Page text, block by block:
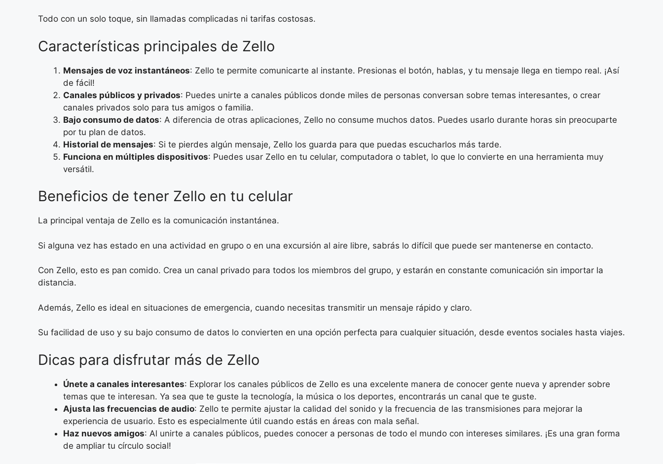
Todo con un solo toque, sin llamadas complicadas ni tarifas costosas.
Características principales de Zello
Mensajes de voz instantáneos: Zello te permite comunicarte al instante. Presionas el botón, hablas, y tu mensaje llega en tiempo real. ¡Así
de fácil!
Canales públicos y privados: Puedes unirte a canales públicos donde miles de personas conversan sobre temas interesantes, o crear
canales privados solo para tus amigos o familia.
Bajo consumo de datos: A diferencia de otras aplicaciones, Zello no consume muchos datos. Puedes usarlo durante horas sin preocuparte
por tu plan de datos.
Historial de mensajes: Si te pierdes algún mensaje, Zello los guarda para que puedas escucharlos más tarde.
Funciona en múltiples dispositivos: Puedes usar Zello en tu celular, computadora o tablet, lo que lo convierte en una herramienta muy
versátil.
Beneficios de tener Zello en tu celular
La principal ventaja de Zello es la comunicación instantánea.
Si alguna vez has estado en una actividad en grupo o en una excursión al aire libre, sabrás lo difícil que puede ser mantenerse en contacto.
Con Zello, esto es pan comido. Crea un canal privado para todos los miembros del grupo, y estarán en constante comunicación sin importar la
distancia.
Además, Zello es ideal en situaciones de emergencia, cuando necesitas transmitir un mensaje rápido y claro.
Su facilidad de uso y su bajo consumo de datos lo convierten en una opción perfecta para cualquier situación, desde eventos sociales hasta viajes.
Dicas para disfrutar más de Zello
Únete a canales interesantes: Explorar los canales públicos de Zello es una excelente manera de conocer gente nueva y aprender sobre
temas que te interesan. Ya sea que te guste la tecnología, la música o los deportes, encontrarás un canal que te guste.
Ajusta las frecuencias de audio: Zello te permite ajustar la calidad del sonido y la frecuencia de las transmisiones para mejorar la
experiencia de usuario. Esto es especialmente útil cuando estás en áreas con mala señal.
Haz nuevos amigos: Al unirte a canales públicos, puedes conocer a personas de todo el mundo con intereses similares. ¡Es una gran forma
de ampliar tu círculo social!